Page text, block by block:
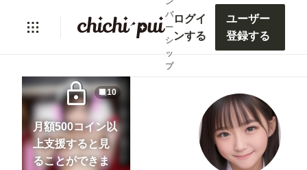
バ
ー
シ
ッ
プ
ログイ
ンする
ユーザー
登録する
lock
月額500コイン以
上支援すると見
ることができま
10